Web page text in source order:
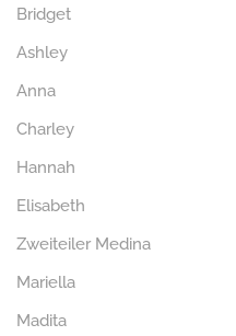
Bridget
Ashley
Anna
Charley
Hannah
Elisabeth
Zweiteiler Medina
Mariella
Madita